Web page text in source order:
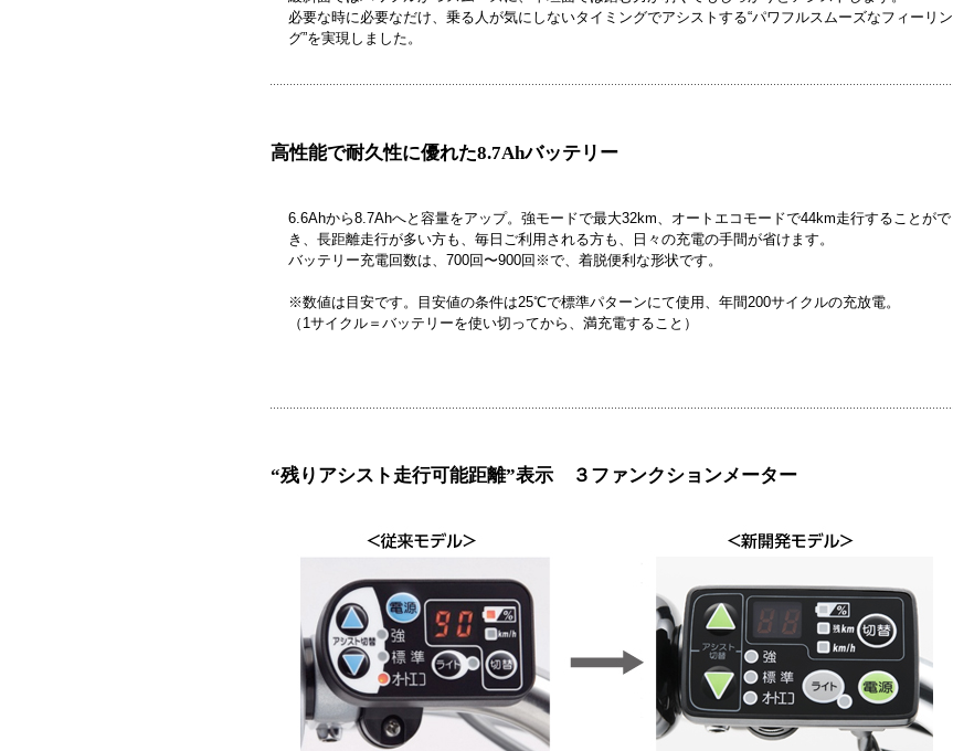
必要な時に必要なだけ、乗る人が気にしないタイミングでアシストする“パワフルスムーズなフィーリン
グ”を実現しました。
高性能で耐久性に優れた8.7Ahバッテリー
6.6Ahから8.7Ahへと容量をアップ。強モードで最大32km、オートエコモードで44km走行することがで
き、長距離走行が多い方も、毎日ご利用される方も、日々の充電の手間が省けます。
バッテリー充電回数は、700回〜900回※で、着脱便利な形状です。
※数値は目安です。目安値の条件は25℃で標準パターンにて使用、年間200サイクルの充放電。
（1サイクル＝バッテリーを使い切ってから、満充電すること）
“残りアシスト走行可能距離”表示 ３ファンクションメーター